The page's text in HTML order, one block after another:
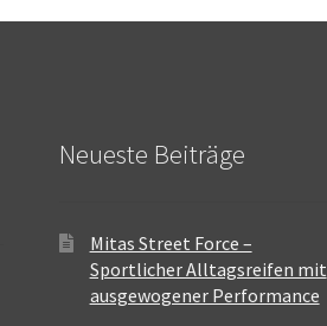
Neueste Beiträge
Mitas Street Force –
Sportlicher Alltagsreifen mit
ausgewogener Performance